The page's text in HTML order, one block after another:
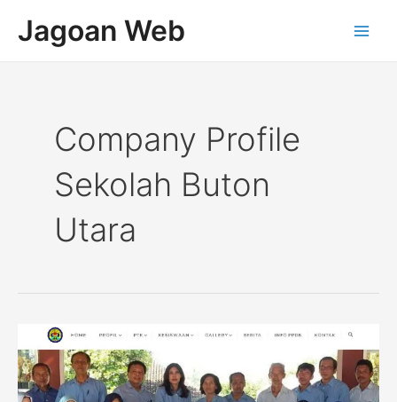
Jagoan Web
Company Profile
Sekolah Buton
Utara
Company
Profile
Sekolah
SMAN